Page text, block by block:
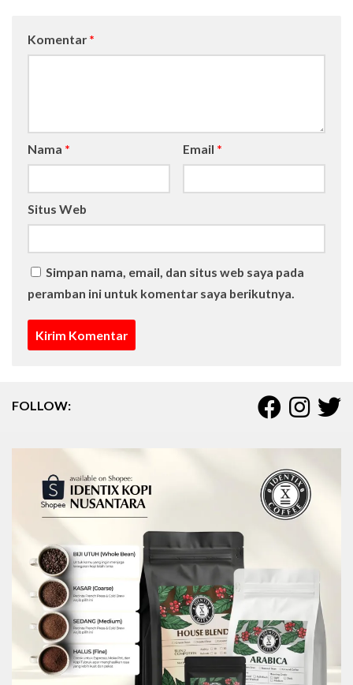
Komentar *
Nama * Email *
Situs Web
Simpan nama, email, dan situs web saya pada
peramban ini untuk komentar saya berikutnya.
FOLLOW: